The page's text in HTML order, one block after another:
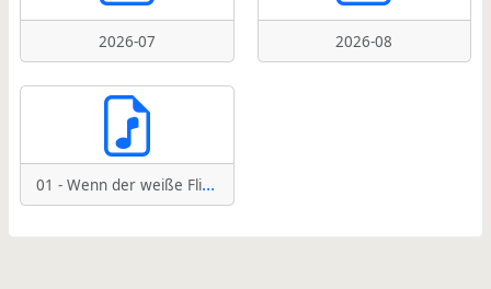
2026-07 2026-08
01 - Wenn der weiße Flieder wieder blüht.mp3